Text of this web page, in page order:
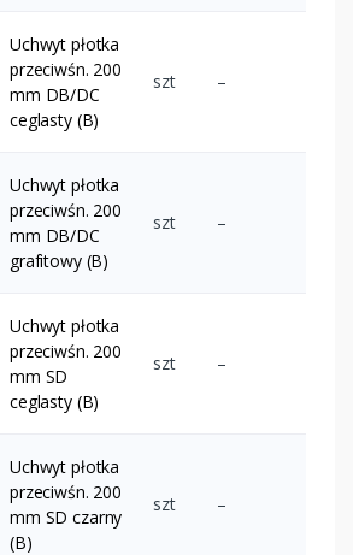
Uchwyt płotka
przeciwśn. 200
mm DB/DC
ceglasty (B)
szt –
Uchwyt płotka
przeciwśn. 200
mm DB/DC
grafitowy (B)
szt –
Uchwyt płotka
przeciwśn. 200
mm SD
ceglasty (B)
szt –
Uchwyt płotka
przeciwśn. 200
mm SD czarny
(B)
szt –